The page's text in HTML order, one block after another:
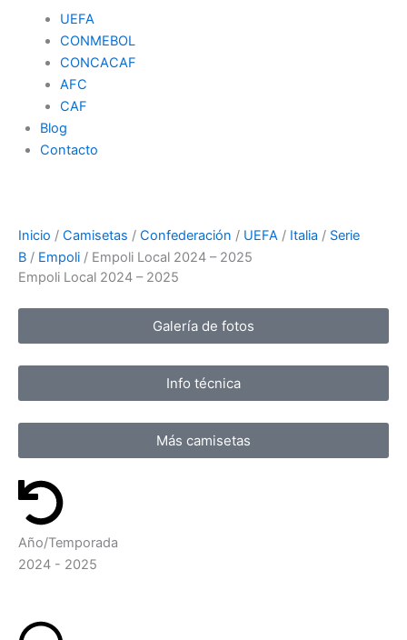
UEFA
CONMEBOL
CONCACAF
AFC
CAF
Blog
Contacto
Inicio / Camisetas / Confederación / UEFA / Italia / Serie
B / Empoli / Empoli Local 2024 – 2025
Empoli Local 2024 – 2025
Galería de fotos
Info técnica
Más camisetas
Año/Temporada
2024 - 2025